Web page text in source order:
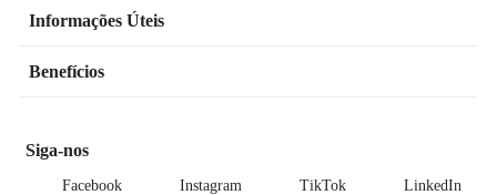
Informações Úteis
Benefícios
Siga-nos
Facebook Instagram TikTok LinkedIn